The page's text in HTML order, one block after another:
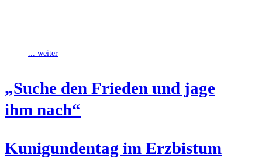
... weiter
„Suche den Frie­den und jage
ihm nach“
Kuni­gun­den­tag im Erz­bis­tum